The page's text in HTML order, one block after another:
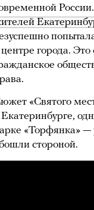
города.
«Святого
«Торфянка» —
стороной.